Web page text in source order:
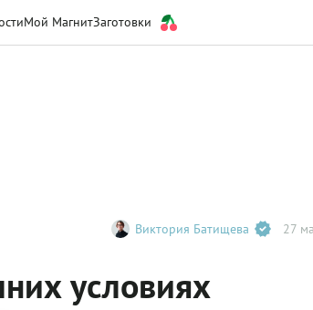
Мой МагнитЗаготовки
Виктория Батищева 27
условиях